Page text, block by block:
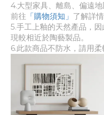
4.大型家具、離島、偏遠
前往 「購物須知」 了解詳情
5.手工上釉的天然產品，
現較相近於陶藝製品。
6.此款商品不防水，請用柔